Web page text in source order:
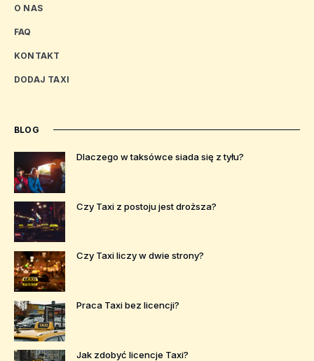
O NAS
FAQ
KONTAKT
DODAJ TAXI
BLOG
Dlaczego w taksówce siada się z tyłu?
Czy Taxi z postoju jest droższa?
Czy Taxi liczy w dwie strony?
Praca Taxi bez licencji?
Jak zdobyć licencje Taxi?